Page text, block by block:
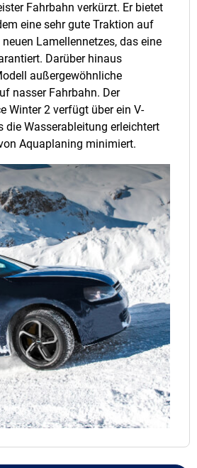
Fahrbahn verkürzt. Er bietet
eine sehr gute Traktion auf
Lamellennetzes, das eine
Darüber hinaus
außergewöhnliche
nasser Fahrbahn. Der
Winter 2 verfügt über ein V-
die Wasserableitung erleichtert
Aquaplaning minimiert.